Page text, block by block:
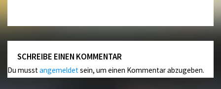
SCHREIBE EINEN KOMMENTAR
Du musstangemeldetsein, um einen Kommentar abzugeben.